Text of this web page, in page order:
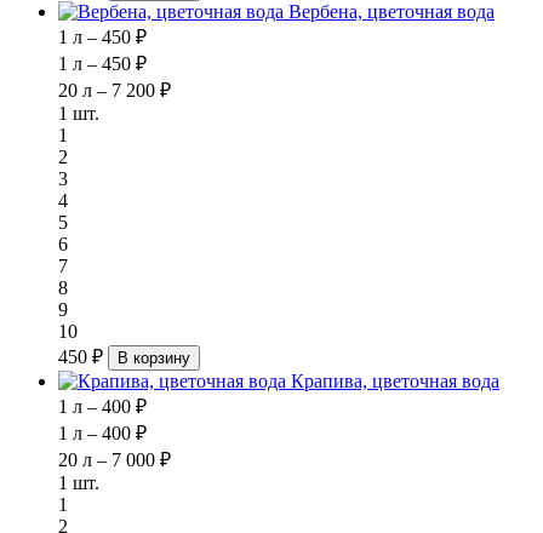
Вербена, цветочная вода
1 л – 450 ₽
1 л – 450 ₽
20 л – 7 200 ₽
1 шт.
1
2
3
4
5
6
7
8
9
10
450 ₽
В корзину
Крапива, цветочная вода
1 л – 400 ₽
1 л – 400 ₽
20 л – 7 000 ₽
1 шт.
1
2